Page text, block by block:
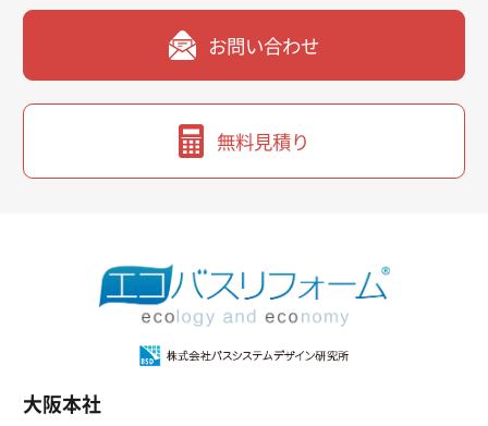
お問い合わせ
無料見積り
大阪本社